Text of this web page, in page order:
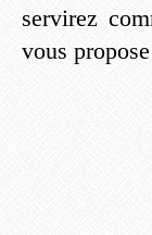
servirez
vous